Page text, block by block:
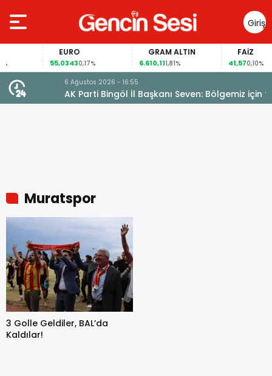
Giriş
Yap
EURO
55,03430,17%
GRAM ALTIN
6.610,111,81%
FAİZ
41,570,10%
6 Ağustos 2026 - 16:55
AK Parti Bingöl İl Başkanı Seven: Bölgemiz için tarihi
fırsat pencereleri açılıyor
Muratspor
3 Golle Geldiler, BAL’da
Kaldılar!